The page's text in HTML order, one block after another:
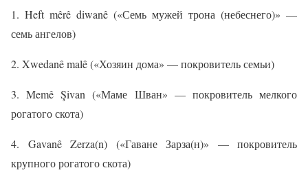
1. Heft mêrê diwanê («Семь мужей трона (небеснего)» —
семь ангелов)
2. Xwedanê malê («Хозяин дома» — покровитель семьи)
3. Memê Şivan («Маме Шван» — покровитель мелкого
рогатого скота)
4. Gavanê Zerza(n) («Гаване Зарза(н)» — покровитель
крупного рогатого скота)